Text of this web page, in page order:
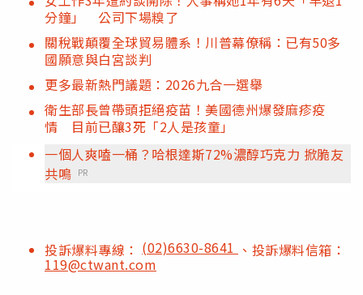
分鐘」 公司下場糗了
關稅戰顛覆全球貿易體系！川普幕僚稱：已有50多
國願意與白宮談判
更多最新熱門議題：2026九合一選舉
衛生部長曾帶頭拒絕疫苗！美國德州爆發麻疹疫
情 目前已釀3死「2人是孩童」
一個人爽嗑一桶？哈根達斯72%濃醇巧克力 掀脆友
共鳴 PR
投訴爆料專線： (02)6630-8641 、投訴爆料信箱：
119@ctwant.com